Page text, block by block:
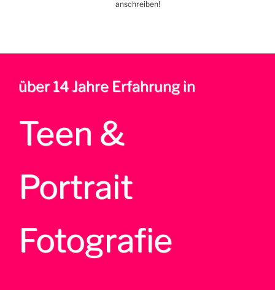
anschreiben!
über 14 Jahre Erfahrung in
Teen &
Portrait
Fotografie